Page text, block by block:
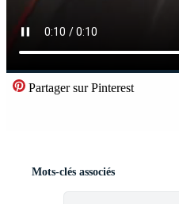
Partager sur Pinterest
Mots-clés associés